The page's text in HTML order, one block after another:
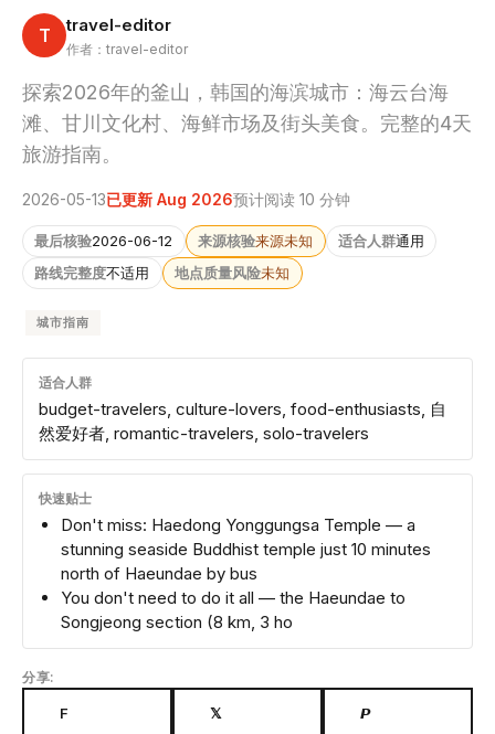
T travel-editor
作者：travel-editor
探索2026年的釜山，韩国的海滨城市：海云台海
滩、甘川文化村、海鲜市场及街头美食。完整的4天
旅游指南。
2026-05-13已更新 Aug 2026预计阅读 10 分钟
最后核验2026-06-12 来源核验来源未知 适合人群通用
路线完整度不适用 地点质量风险未知
城市指南
适合人群
budget-travelers, culture-lovers, food-enthusiasts, 自
然爱好者, romantic-travelers, solo-travelers
快速贴士
Don't miss: Haedong Yonggungsa Temple — a
stunning seaside Buddhist temple just 10 minutes
north of Haeundae by bus
You don't need to do it all — the Haeundae to
Songjeong section (8 km, 3 ho
分享:
F 𝕏 𝙋